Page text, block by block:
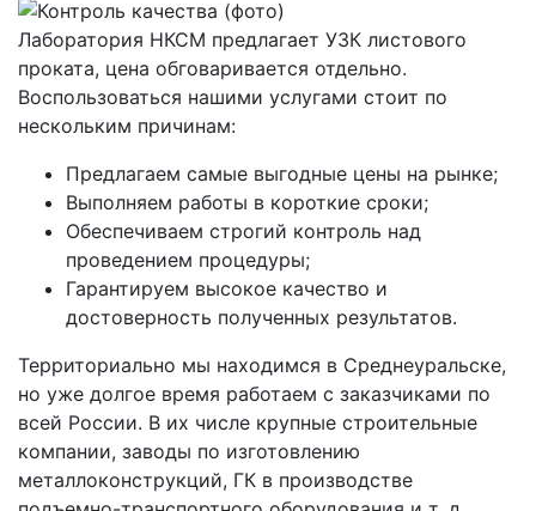
Лаборатория НКСМ предлагает УЗК листового
проката, цена обговаривается отдельно.
Воспользоваться нашими услугами стоит по
нескольким причинам:
Предлагаем самые выгодные цены на рынке;
Выполняем работы в короткие сроки;
Обеспечиваем строгий контроль над
проведением процедуры;
Гарантируем высокое качество и
достоверность полученных результатов.
Территориально мы находимся в Среднеуральске,
но уже долгое время работаем с заказчиками по
всей России. В их числе крупные строительные
компании, заводы по изготовлению
металлоконструкций, ГК в производстве